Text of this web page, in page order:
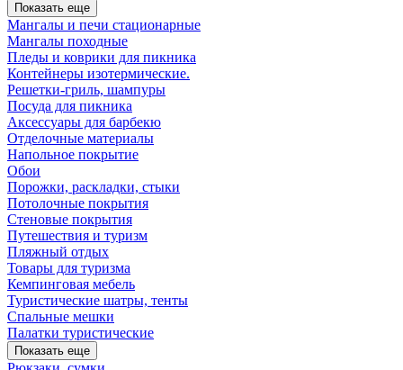
Показать еще
Мангалы и печи стационарные
Мангалы походные
Пледы и коврики для пикника
Контейнеры изотермические.
Решетки-гриль, шампуры
Посуда для пикника
Аксессуары для барбекю
Отделочные материалы
Напольное покрытие
Обои
Порожки, раскладки, стыки
Потолочные покрытия
Стеновые покрытия
Путешествия и туризм
Пляжный отдых
Товары для туризма
Кемпинговая мебель
Туристические шатры, тенты
Спальные мешки
Палатки туристические
Показать еще